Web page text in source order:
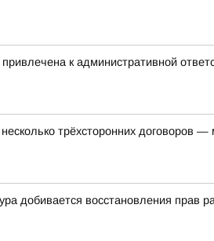
к административной
трёхсторонних
добивается восстановления прав